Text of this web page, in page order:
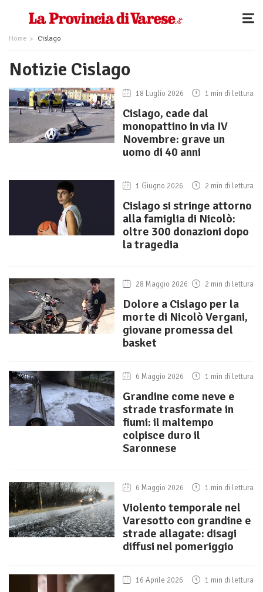
Home Cislago
Notizie Cislago
18 Luglio 2026 1 min di lettura
Cislago, cade dal
monopattino in via IV
Novembre: grave un
uomo di 40 anni
1 Giugno 2026 2 min di lettura
Cislago si stringe attorno
alla famiglia di Nicolò:
oltre 300 donazioni dopo
la tragedia
28 Maggio 2026 2 min di lettura
Dolore a Cislago per la
morte di Nicolò Vergani,
giovane promessa del
basket
6 Maggio 2026 1 min di lettura
Grandine come neve e
strade trasformate in
fiumi: il maltempo
colpisce duro il
Saronnese
6 Maggio 2026 1 min di lettura
Violento temporale nel
Varesotto con grandine e
strade allagate: disagi
diffusi nel pomeriggio
16 Aprile 2026 1 min di lettura